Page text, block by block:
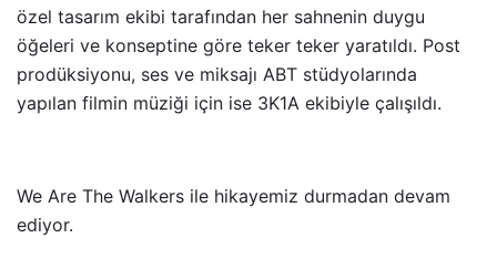
özel tasarım ekibi tarafından her sahnenin duygu
öğeleri ve konseptine göre teker teker yaratıldı. Post
prodüksiyonu, ses ve miksajı ABT stüdyolarında
yapılan filmin müziği için ise 3K1A ekibiyle çalışıldı.
We Are The Walkers ile hikayemiz durmadan devam
ediyor.